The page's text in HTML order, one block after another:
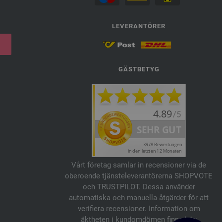
LEVERANTÖRER
GÄSTBETYG
Vårt företag samlar in recensioner via de
oberoende tjänsteleverantörerna SHOPVOTE
och TRUSTPILOT. Dessa använder
automatiska och manuella åtgärder för att
verifiera recensioner. Information om
äktheten i kundomdömen finns här: